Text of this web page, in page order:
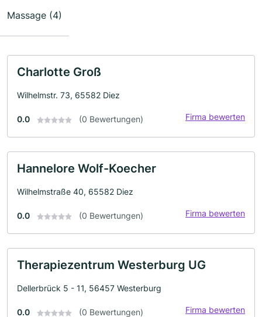
Massage (4)
Charlotte Groß
Wilhelmstr. 73, 65582 Diez
0.0 (0 Bewertungen) Firma bewerten
Hannelore Wolf-Koecher
Wilhelmstraße 40, 65582 Diez
0.0 (0 Bewertungen) Firma bewerten
Therapiezentrum Westerburg UG
Dellerbrück 5 - 11, 56457 Westerburg
0.0 (0 Bewertungen) Firma bewerten